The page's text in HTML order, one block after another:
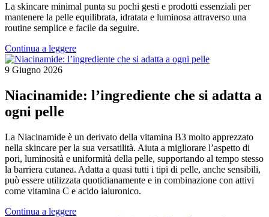
La skincare minimal punta su pochi gesti e prodotti essenziali per
mantenere la pelle equilibrata, idratata e luminosa attraverso una
routine semplice e facile da seguire.
Continua a leggere
9 Giugno 2026
Niacinamide: l’ingrediente che si adatta a
ogni pelle
La Niacinamide è un derivato della vitamina B3 molto apprezzato
nella skincare per la sua versatilità. Aiuta a migliorare l’aspetto di
pori, luminosità e uniformità della pelle, supportando al tempo stesso
la barriera cutanea. Adatta a quasi tutti i tipi di pelle, anche sensibili,
può essere utilizzata quotidianamente e in combinazione con attivi
come vitamina C e acido ialuronico.
Continua a leggere